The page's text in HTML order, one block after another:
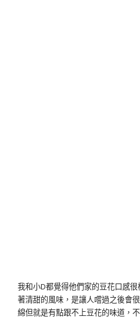
我和小D都覺得他們家的豆花口感
著清甜的風味，是讓人嚐過之後會
綿但就是有點跟不上豆花的味道，